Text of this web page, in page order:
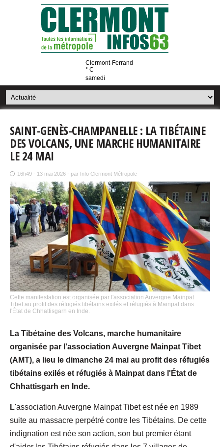
Clermont-Ferrand
° C
samedi
SAINT-GENÈS-CHAMPANELLE : LA TIBÉTAINE
DES VOLCANS, UNE MARCHE HUMANITAIRE
LE 24 MAI
16h49 - 13 mai 2026 - par Info Clermont Métropole
Cette manifestation est organisée par l'association Auvergne Mainpat
Tibet au profit des réfugiés tibétains exilés et réfugiés à Mainpat dans
l'État de Chhattisgarh en Inde.
La Tibétaine des Volcans, marche humanitaire
organisée par l'association Auvergne Mainpat Tibet
(AMT), a lieu le dimanche 24 mai au profit des réfugiés
tibétains exilés et réfugiés à Mainpat dans l'État de
Chhattisgarh en Inde.
L'association Auvergne Mainpat Tibet est née en 1989
suite au massacre perpétré contre les Tibétains. De cette
indignation est née son action, son but premier étant